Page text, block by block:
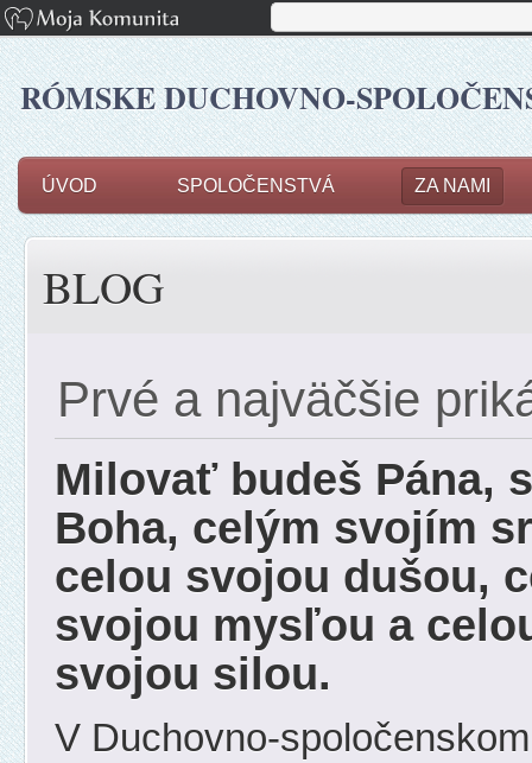
RÓMSKE DUCHOVNO-
ÚVOD SPOLOČENSTVÁ ZA NAMI
BLOG
Prvé a najväčšie
Milovať budeš Pána,
Boha, celým svojím
celou svojou dušou,
svojou mysľou a
svojou silou.
V Duchovno-spoločenskom